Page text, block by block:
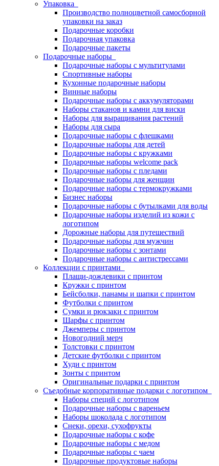
Упаковка
Производство полноцветной самосборной
упаковки на заказ
Подарочные коробки
Подарочная упаковка
Подарочные пакеты
Подарочные наборы
Подарочные наборы с мультитулами
Спортивные наборы
Кухонные подарочные наборы
Винные наборы
Подарочные наборы с аккумуляторами
Наборы стаканов и камни для виски
Наборы для выращивания растений
Наборы для сыра
Подарочные наборы с флешками
Подарочные наборы для детей
Подарочные наборы с кружками
Подарочные наборы welcome pack
Подарочные наборы с пледами
Подарочные наборы для женщин
Подарочные наборы с термокружками
Бизнес наборы
Подарочные наборы с бутылками для воды
Подарочные наборы изделий из кожи с
логотипом
Дорожные наборы для путешествий
Подарочные наборы для мужчин
Подарочные наборы с зонтами
Подарочные наборы с антистрессами
Коллекции с принтами
Плащи-дождевики с принтом
Кружки с принтом
Бейсболки, панамы и шапки с принтом
Футболки с принтом
Сумки и рюкзаки с принтом
Шарфы с принтом
Джемперы с принтом
Новогодний мерч
Толстовки с принтом
Детские футболки с принтом
Худи с принтом
Зонты с принтом
Оригинальные подарки с принтом
Съедобные корпоративные подарки с логотипом
Наборы специй с логотипом
Подарочные наборы с вареньем
Наборы шоколада с логотипом
Снеки, орехи, сухофрукты
Подарочные наборы с кофе
Подарочные наборы с медом
Подарочные наборы с чаем
Подарочные продуктовые наборы